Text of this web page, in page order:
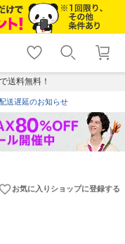
shopping_cart lock_outline
ログイン
送料無料！
送遅延のお知らせ
お気に入りショップに登録する